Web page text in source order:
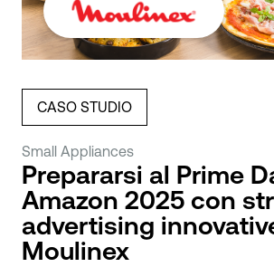
CASO STUDIO
Small Appliances
Prepararsi al Prime
Amazon 2025 con
advertising
Moulinex